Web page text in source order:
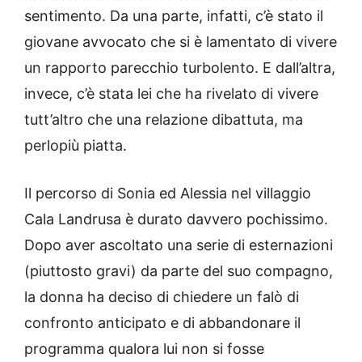
sentimento. Da una parte, infatti, c’è stato il
giovane avvocato che si è lamentato di vivere
un rapporto parecchio turbolento. E dall’altra,
invece, c’è stata lei che ha rivelato di vivere
tutt’altro che una relazione dibattuta, ma
perlopiù piatta.
Il percorso di Sonia ed Alessia nel villaggio
Cala Landrusa è durato davvero pochissimo.
Dopo aver ascoltato una serie di esternazioni
(piuttosto gravi) da parte del suo compagno,
la donna ha deciso di chiedere un falò di
confronto anticipato e di abbandonare il
programma qualora lui non si fosse